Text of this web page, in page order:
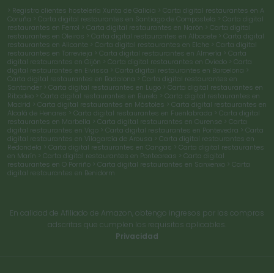
> Registro clientes hostelería Xunta de Galicia > Carta digital restaurantes en A
Coruña > Carta digital restaurantes en Santiago de Compostela > Carta digital
restaurantes en Ferrol > Carta digital restaurantes en Narón > Carta digital
restaurantes en Oleiros > Carta digital restaurantes en Albacete > Carta digital
restaurantes en Alicante > Carta digital restaurantes en Elche > Carta digital
restaurantes en Torrevieja > Carta digital restaurantes en Almería > Carta
digital restaurantes en Gijón > Carta digital restaurantes en Oviedo > Carta
digital restaurantes en Eivissa > Carta digital restaurantes en Barcelona >
Carta digital restaurantes en Badalona > Carta digital restaurantes en
Santander > Carta digital restaurantes en Lugo > Carta digital restaurantes en
Ribadeo > Carta digital restaurantes en Burela > Carta digital restaurantes en
Madrid > Carta digital restaurantes en Móstoles > Carta digital restaurantes en
Alcalá de Henares > Carta digital restaurantes en Fuenlabrada > Carta digital
restaurantes en Marbella > Carta digital restaurantes en Ourense > Carta
digital restaurantes en Vigo > Carta digital restaurantes en Pontevedra > Carta
digital restaurantes en Vilagarcía de Arousa > Carta digital restaurantes en
Redondela > Carta digital restaurantes en Cangas > Carta digital restaurantes
en Marín > Carta digital restaurantes en Ponteareas > Carta digital
restaurantes en O Porriño > Carta digital restaurantes en Sanxenxo > Carta
digital restaurantes en Benidorm
En calidad de Afiliado de Amazon, obtengo ingresos por las compras
adscritas que cumplen los requisitos aplicables.
Privacidad